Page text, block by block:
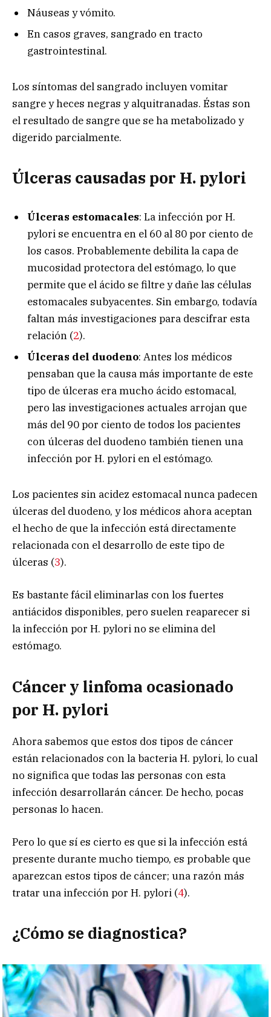
Náuseas y vómito.
En casos graves, sangrado en tracto
gastrointestinal.
Los síntomas del sangrado incluyen vomitar
sangre y heces negras y alquitranadas. Éstas son
el resultado de sangre que se ha metabolizado y
digerido parcialmente.
Úlceras causadas por H. pylori
Úlceras estomacales: La infección por H.
pylori se encuentra en el 60 al 80 por ciento de
los casos. Probablemente debilita la capa de
mucosidad protectora del estómago, lo que
permite que el ácido se filtre y dañe las células
estomacales subyacentes. Sin embargo, todavía
faltan más investigaciones para descifrar esta
relación (2).
Úlceras del duodeno: Antes los médicos
pensaban que la causa más importante de este
tipo de úlceras era mucho ácido estomacal,
pero las investigaciones actuales arrojan que
más del 90 por ciento de todos los pacientes
con úlceras del duodeno también tienen una
infección por H. pylori en el estómago.
Los pacientes sin acidez estomacal nunca padecen
úlceras del duodeno, y los médicos ahora aceptan
el hecho de que la infección está directamente
relacionada con el desarrollo de este tipo de
úlceras (3).
Es bastante fácil eliminarlas con los fuertes
antiácidos disponibles, pero suelen reaparecer si
la infección por H. pylori no se elimina del
estómago.
Cáncer y linfoma ocasionado
por H. pylori
Ahora sabemos que estos dos tipos de cáncer
están relacionados con la bacteria H. pylori, lo cual
no significa que todas las personas con esta
infección desarrollarán cáncer. De hecho, pocas
personas lo hacen.
Pero lo que sí es cierto es que si la infección está
presente durante mucho tiempo, es probable que
aparezcan estos tipos de cáncer; una razón más
tratar una infección por H. pylori (4).
¿Cómo se diagnostica?